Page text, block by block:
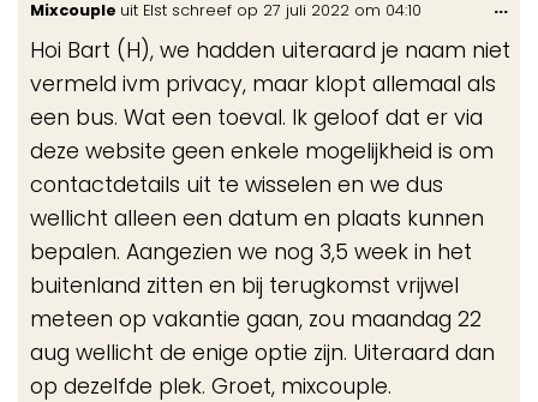
gastenboek-
lijst
Mixcouple uit Elst schreef op 27 juli 2022 om 04:10
Hoi Bart (H), we hadden uiteraard je naam niet
vermeld ivm privacy, maar klopt allemaal als
een bus. Wat een toeval. Ik geloof dat er via
deze website geen enkele mogelijkheid is om
contactdetails uit te wisselen en we dus
wellicht alleen een datum en plaats kunnen
bepalen. Aangezien we nog 3,5 week in het
buitenland zitten en bij terugkomst vrijwel
meteen op vakantie gaan, zou maandag 22
aug wellicht de enige optie zijn. Uiteraard dan
op dezelfde plek. Groet, mixcouple.
...